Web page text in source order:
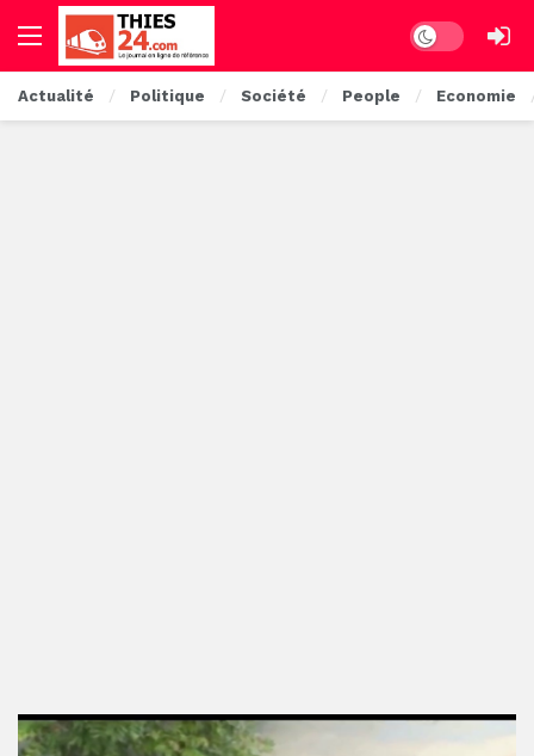
Dark mode
Actualité Politique Société People Economie